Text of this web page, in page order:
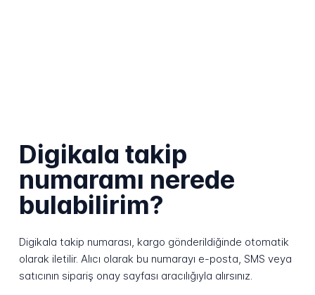
Digikala takip
numaramı nerede
bulabilirim?
Digikala takip numarası, kargo gönderildiğinde otomatik
olarak iletilir. Alıcı olarak bu numarayı e-posta, SMS veya
satıcının sipariş onay sayfası aracılığıyla alırsınız.